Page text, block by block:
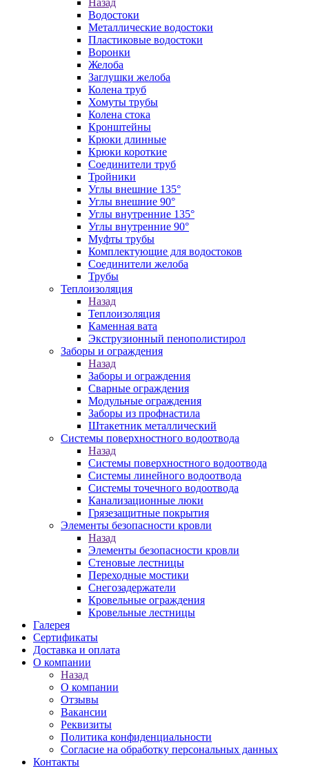
Назад
Водостоки
Металлические водостоки
Пластиковые водостоки
Воронки
Желоба
Заглушки желоба
Колена труб
Хомуты трубы
Колена стока
Кронштейны
Крюки длинные
Крюки короткие
Соединители труб
Тройники
Углы внешние 135°
Углы внешние 90°
Углы внутренние 135°
Углы внутренние 90°
Муфты трубы
Комплектующие для водостоков
Соединители желоба
Трубы
Теплоизоляция
Назад
Теплоизоляция
Каменная вата
Экструзионный пенополистирол
Заборы и ограждения
Назад
Заборы и ограждения
Сварные ограждения
Модульные ограждения
Заборы из профнастила
Штакетник металлический
Системы поверхностного водоотвода
Назад
Системы поверхностного водоотвода
Системы линейного водоотвода
Системы точечного водоотвода
Канализационные люки
Грязезащитные покрытия
Элементы безопасности кровли
Назад
Элементы безопасности кровли
Стеновые лестницы
Переходные мостики
Снегозадержатели
Кровельные ограждения
Кровельные лестницы
Галерея
Сертификаты
Доставка и оплата
О компании
Назад
О компании
Отзывы
Вакансии
Реквизиты
Политика конфиденциальности
Согласие на обработку персональных данных
Контакты